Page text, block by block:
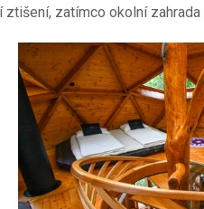
zatímco okolní